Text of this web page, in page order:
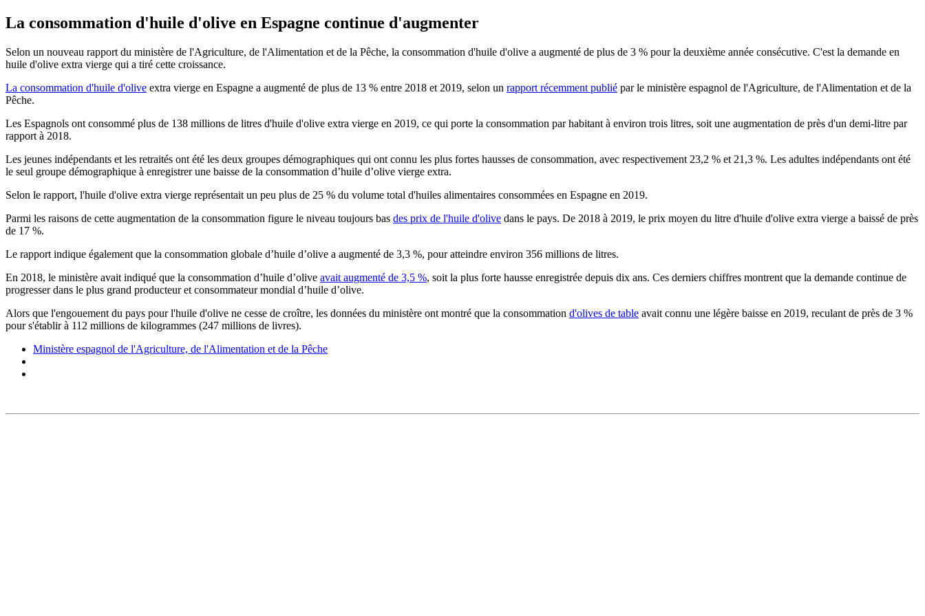
La consommation d'huile d'olive en Espagne continue d'augmenter
Selon un nouveau rapport du ministère de l'Agriculture, de l'Alimentation et de la Pêche, la consommation d'huile d'olive a augmenté de plus de 3 % pour la deuxième année consécutive. C'est la demande en
huile d'olive extra vierge qui a tiré cette croissance.
La consommation d'huile d'olive extra vierge en Espagne a augmenté de plus de 13 % entre 2018 et 2019, selon un rapport récemment publié par le ministère espagnol de l'Agriculture, de l'Alimentation et de la
Pêche.
Les Espagnols ont consommé plus de 138 millions de litres d'huile d'olive extra vierge en 2019, ce qui porte la consommation par habitant à environ trois litres, soit une augmentation de près d'un demi-litre par
rapport à 2018.
Les jeunes indépendants et les retraités ont été les deux groupes démographiques qui ont connu les plus fortes hausses de consommation, avec respectivement 23,2 % et 21,3 %. Les adultes indépendants ont été
le seul groupe démographique à enregistrer une baisse de la consommation d’huile d’olive vierge extra.
Selon le rapport, l'huile d'olive extra vierge représentait un peu plus de 25 % du volume total d'huiles alimentaires consommées en Espagne en 2019.
Parmi les raisons de cette augmentation de la consommation figure le niveau toujours bas des prix de l'huile d'olive dans le pays. De 2018 à 2019, le prix moyen du litre d'huile d'olive extra vierge a baissé de près
de 17 %.
Le rapport indique également que la consommation globale d’huile d’olive a augmenté de 3,3 %, pour atteindre environ 356 millions de litres.
En 2018, le ministère avait indiqué que la consommation d’huile d’olive avait augmenté de 3,5 %, soit la plus forte hausse enregistrée depuis dix ans. Ces derniers chiffres montrent que la demande continue de
progresser dans le plus grand producteur et consommateur mondial d’huile d’olive.
Alors que l'engouement du pays pour l'huile d'olive ne cesse de croître, les données du ministère ont montré que la consommation d'olives de table avait connu une légère baisse en 2019, reculant de près de 3 %
pour s'établir à 112 millions de kilogrammes (247 millions de livres).
Ministère espagnol de l'Agriculture, de l'Alimentation et de la Pêche